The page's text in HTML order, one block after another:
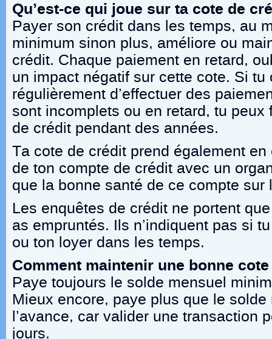
Qu’est-ce qui joue sur ta cote de
Payer son crédit dans les temps, au
minimum sinon plus, améliore ou
crédit. Chaque paiement en retard,
un impact négatif sur cette cote. Si tu
régulièrement d’effectuer des
sont incomplets ou en retard, tu peux
de crédit pendant des années.
Ta cote de crédit prend également en
de ton compte de crédit avec un
que la bonne santé de ce compte sur
Les enquêtes de crédit ne portent
as empruntés. Ils n’indiquent pas si
ou ton loyer dans les temps.
Comment maintenir une bonne
Paye toujours le solde mensuel
Mieux encore, paye plus que le
l’avance, car valider une transaction
jours.